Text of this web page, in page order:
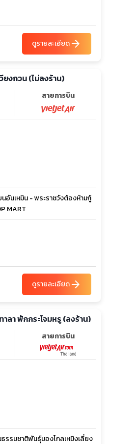
ดูรายละเอียดarrow_forward
งกวน (ไม่ลงร้าน)
สายการบิน
อันเหมิน - พระราชวังต้องห้ามกู้
MART
ดูรายละเอียดarrow_forward
าลา พักกระโจมหรู (ลงร้าน)
สายการบิน
รรมชาติพันธุ์มองโกลเหมิงเลี่ยง